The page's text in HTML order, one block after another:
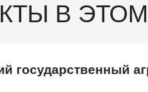
В
государственный